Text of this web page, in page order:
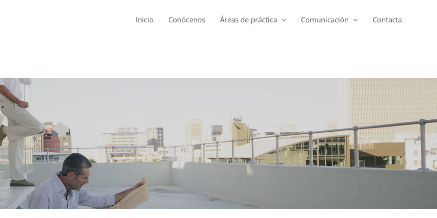
Inicio Conócenos Áreas de práctica Comunicación Contacta